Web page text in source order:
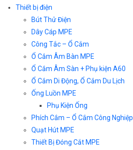
Thiết bị điện
Bút Thử Điện
Dây Cáp MPE
Công Tắc – Ổ Cắm
Ổ Cắm Âm Bàn MPE
Ổ Cắm Âm Sàn + Phụ kiện A60
Ổ Cắm Di Động, Ổ Cắm Du Lịch
Ống Luồn MPE
Phụ Kiện Ống
Phích Cắm – Ổ Cắm Công Nghiệp
Quạt Hút MPE
Thiết Bị Đóng Cắt MPE